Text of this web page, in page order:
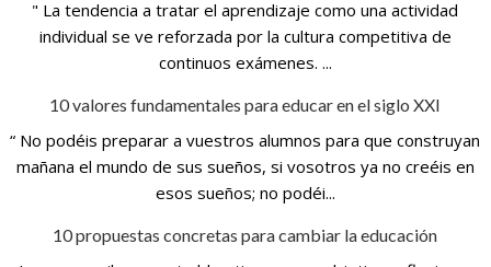
" La tendencia a tratar el aprendizaje como una actividad
individual se ve reforzada por la cultura competitiva de
continuos exámenes. ...
10 valores fundamentales para educar en el siglo XXI
“ No podéis preparar a vuestros alumnos para que construyan
mañana el mundo de sus sueños, si vosotros ya no creéis en
esos sueños; no podéi...
10 propuestas concretas para cambiar la educación